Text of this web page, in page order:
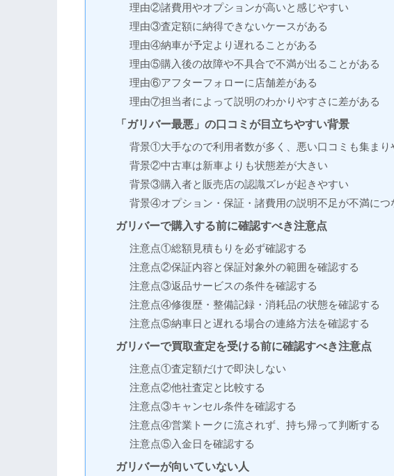
理由②諸費用やオプションが高いと感じやすい
理由③査定額に納得できないケースがある
理由④納車が予定より遅れることがある
理由⑤購入後の故障や不具合で不満が出ることがある
理由⑥アフターフォローに店舗差がある
理由⑦担当者によって説明のわかりやすさに差がある
「ガリバー最悪」の口コミが目立ちやすい背景
背景①大手なので利用者数が多く、悪い口コミも集まり
背景②中古車は新車よりも状態差が大きい
背景③購入者と販売店の認識ズレが起きやすい
背景④オプション・保証・諸費用の説明不足が不満につ
ガリバーで購入する前に確認すべき注意点
注意点①総額見積もりを必ず確認する
注意点②保証内容と保証対象外の範囲を確認する
注意点③返品サービスの条件を確認する
注意点④修復歴・整備記録・消耗品の状態を確認する
注意点⑤納車日と遅れる場合の連絡方法を確認する
ガリバーで買取査定を受ける前に確認すべき注意点
注意点①査定額だけで即決しない
注意点②他社査定と比較する
注意点③キャンセル条件を確認する
注意点④営業トークに流されず、持ち帰って判断する
注意点⑤入金日を確認する
ガリバーが向いていない人